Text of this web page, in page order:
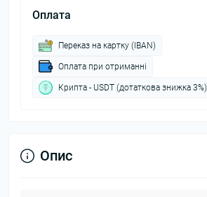
Оплата
Переказ на картку (IBAN)
Оплата при отриманні
Крипта - USDT (дотаткова знижка 3%)
Опис